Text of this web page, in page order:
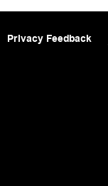
Privacy Feedback